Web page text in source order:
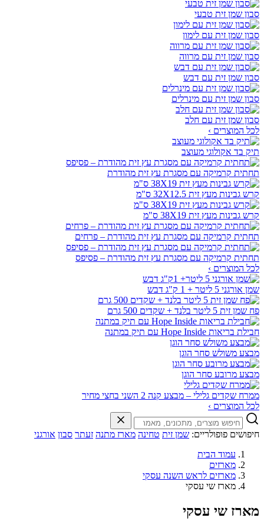
סבון שמן זית טבעי
סבון שמן זית עם לימון
סבון שמן זית עם מרווה
סבון שמן זית עם דבש
סבון שמן זית עם מינרלים
סבון שמן זית עם חלב
לכל המוצרים ›
תיק בד אקולוגי מעוצב
תחתית קרמיקה עם מסגרת עץ זית מהודרת
קרש גבינות מעץ זית 32X12.5 ס"מ
קרש גבינות מעץ זית 38X19 ס"מ
תחתית קרמיקה עם מסגרת עץ זית מהודרת – פרחים
תחתית קרמיקה עם מסגרת עץ זית מהודרת – פסיפס
לכל המוצרים ›
שמן אורגני 5 ליטר + 1 ק"ג דבש
פח שמן זית 5 ליטר בלנד + שקדים 500 גרם
חבילת בריאות Hope Inside עם תיק במתנה
מבצע משולש סחר הוגן
מבצע מרובע סחר הוגן
ממרח שקדים גלילי – מבצע קנה 2 השני בחצי מחיר
לכל המוצרים ›
חיפושים פופולריים: שמן זית טחינה מארז מתנה זעתר סבון אורגני
עמוד הבית
מארזים
מארזים לראש השנה עסקי
מארז שי עסקי
מארז שי עסקי